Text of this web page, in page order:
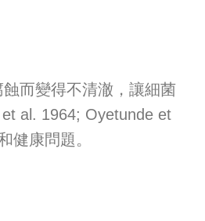
而變得不清澈，讓細菌
al. 1964; Oyetunde et
健康問題。